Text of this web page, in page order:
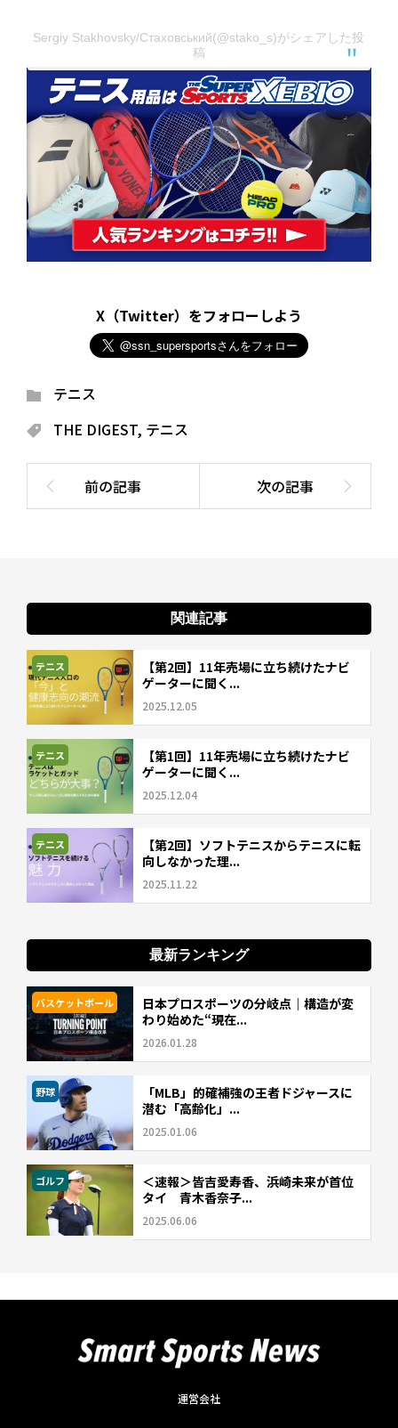
Sergiy Stakhovsky/Стаховський(@stako_s)がシェアした投
稿
X（Twitter）をフォローしよう
テニス
THE DIGEST, テニス
関連記事
テニス
【第2回】11年売場に立ち続けたナビ
ゲーターに聞く...
2025.12.05
テニス
【第1回】11年売場に立ち続けたナビ
ゲーターに聞く...
2025.12.04
テニス
【第2回】ソフトテニスからテニスに転
向しなかった理...
2025.11.22
最新ランキング
バスケットボール
日本プロスポーツの分岐点｜構造が変
わり始めた“現在...
2026.01.28
野球
「MLB」的確補強の王者ドジャースに
潜む「高齢化」...
2025.01.06
ゴルフ
＜速報＞皆吉愛寿香、浜崎未来が首位
タイ 青木香奈子...
2025.06.06
運営会社